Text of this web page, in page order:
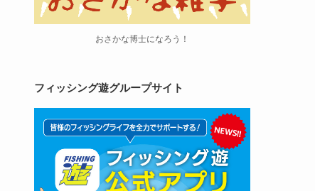
おさかな博士になろう！
フィッシング遊グループサイト